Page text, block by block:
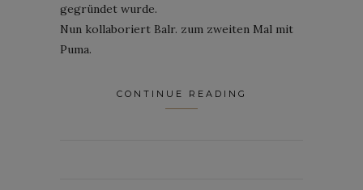
gegründet wurde.
Nun kollaboriert Balr. zum zweiten Mal mit
Puma.
CONTINUE READING